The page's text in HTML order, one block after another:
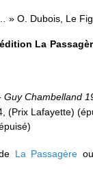
» O. Dubois, Le
La
GuyChambelland
(Prix Lafayette)
La Passagère